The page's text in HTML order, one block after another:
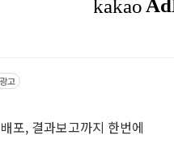
광고
포, 결과보고까지 한번에